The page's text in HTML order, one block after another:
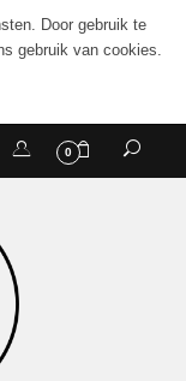
Door gebruik te
gebruik van cookies.
0